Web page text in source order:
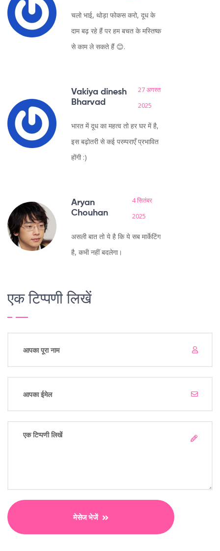
चलो भाई, थोड़ा फोकस करो, दूध के
दाम बढ़ रहे हैं पर हम बचत के मस्तिष्क
से काम ले सकते हैं 😊.
Vakiya dinesh
Bharvad
27 अगस्त
2025
भारत में दूध का महत्व तो हर घर में है,
इस बढ़ोतरी से कई परम्पराएँ प्रभावित
होंगी :)
Aryan
Chouhan
4 सितंबर
2025
असली बात तो ये है कि ये सब मार्केटिंग
है, कभी नहीं बदलेगा।
एक टिप्पणी लिखें
मेसेज भेजें